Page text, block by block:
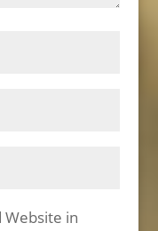
Website in